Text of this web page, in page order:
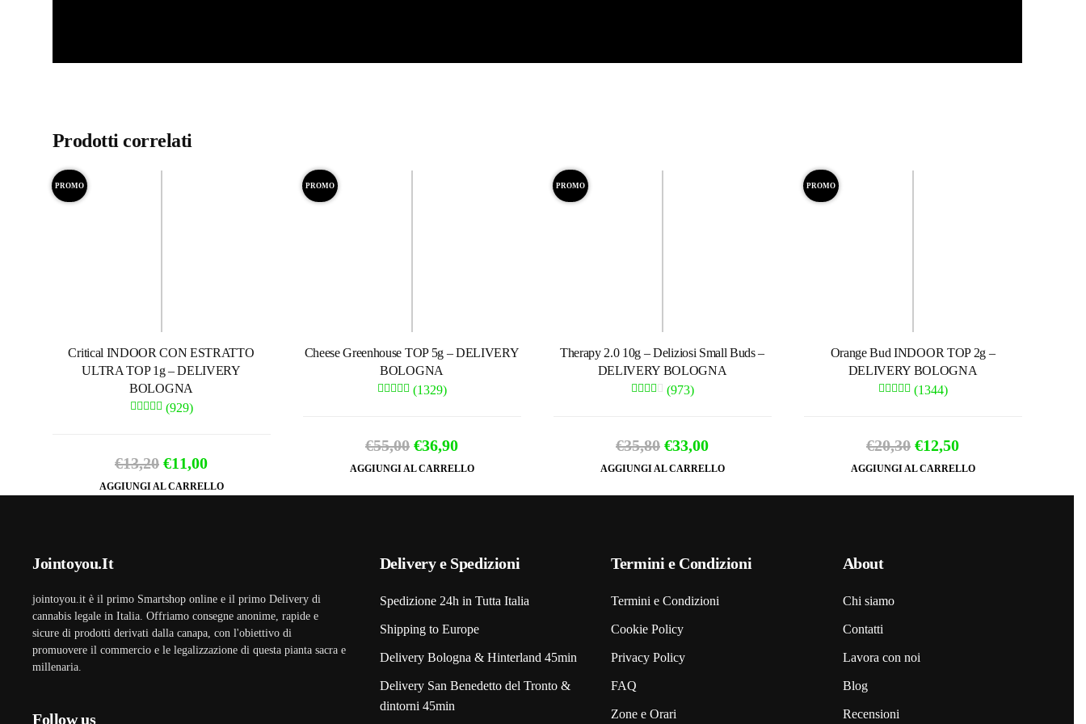
Prodotti correlati
PROMO
Critical INDOOR CON ESTRATTO
ULTRA TOP 1g – DELIVERY
BOLOGNA
(929)
€13,20 Il
prezzo
€11,00Il
prezzo
AGGIUNGI AL CARRELLO
PROMO
Cheese Greenhouse TOP 5g – DELIVERY
BOLOGNA
(1329)
€55,00 Il
prezzo
originale
€36,90Il
prezzo
attuale
AGGIUNGI AL CARRELLO
PROMO
Therapy 2.0 10g – Deliziosi Small Buds –
DELIVERY BOLOGNA
(973)
€35,80 Il
prezzo
originale
€33,00Il
prezzo
attuale
AGGIUNGI AL CARRELLO
PROMO
Orange Bud INDOOR TOP 2g –
DELIVERY BOLOGNA
(1344)
€20,30 Il
prezzo
originale
€12,50Il
prezzo
attuale
AGGIUNGI AL CARRELLO
Jointoyou.It
jointoyou.it è il primo Smartshop online e il primo Delivery di
cannabis legale in Italia. Offriamo consegne anonime, rapide e
sicure di prodotti derivati dalla canapa, con l'obiettivo di
promuovere il commercio e le legalizzazione di questa pianta sacra e
millenaria.
Follow us
Delivery e Spedizioni
Spedizione 24h in Tutta Italia
Shipping to Europe
Delivery Bologna & Hinterland 45min
Delivery San Benedetto del Tronto &
dintorni 45min
Termini e Condizioni
Termini e Condizioni
Cookie Policy
Privacy Policy
FAQ
Zone e Orari
About
Chi siamo
Contatti
Lavora con noi
Blog
Recensioni